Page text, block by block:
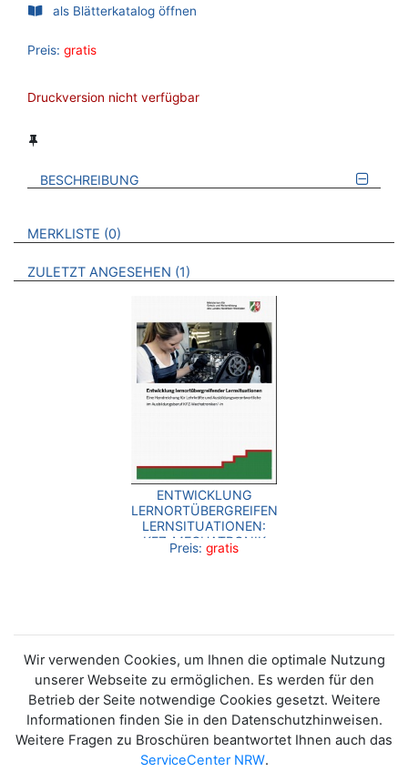
als Blätterkatalog öffnen
Preis: gratis
Druckversion nicht verfügbar
BESCHREIBUNG
VERWEISE AUF VERMERKTE- ODER ZULETZT ANGESEHENE
MERKLISTE 0 BROSCHÜREN
ZULETZT ANGESEHEN 1 BROSCHÜREN
ENTWICKLUNG
LERNORTÜBERGREIFENDER
LERNSITUATIONEN:
KFZ-MECHATRONIK
Preis: gratis
Wir verwenden Cookies, um Ihnen die optimale Nutzung
unserer Webseite zu ermöglichen. Es werden für den
Betrieb der Seite notwendige Cookies gesetzt. Weitere
Informationen finden Sie in den Datenschutzhinweisen.
Weitere Fragen zu Broschüren beantwortet Ihnen auch das
ServiceCenter NRW.